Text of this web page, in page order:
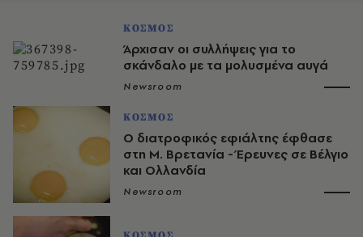
ΚΟΣΜΟΣ
Άρχισαν οι συλλήψεις για το
σκάνδαλο με τα μολυσμένα αυγά
Newsroom
ΚΟΣΜΟΣ
Ο διατροφικός εφιάλτης έφθασε
στη Μ. Βρετανία - Έρευνες σε Βέλγιο
και Ολλανδία
Newsroom